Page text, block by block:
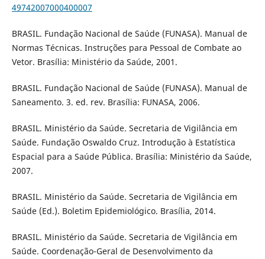
49742007000400007
BRASIL. Fundação Nacional de Saúde (FUNASA). Manual de
Normas Técnicas. Instruções para Pessoal de Combate ao
Vetor. Brasília: Ministério da Saúde, 2001.
BRASIL. Fundação Nacional de Saúde (FUNASA). Manual de
Saneamento. 3. ed. rev. Brasília: FUNASA, 2006.
BRASIL. Ministério da Saúde. Secretaria de Vigilância em
Saúde. Fundação Oswaldo Cruz. Introdução à Estatística
Espacial para a Saúde Pública. Brasília: Ministério da Saúde,
2007.
BRASIL. Ministério da Saúde. Secretaria de Vigilância em
Saúde (Ed.). Boletim Epidemiológico. Brasília, 2014.
BRASIL. Ministério da Saúde. Secretaria de Vigilância em
Saúde. Coordenação-Geral de Desenvolvimento da